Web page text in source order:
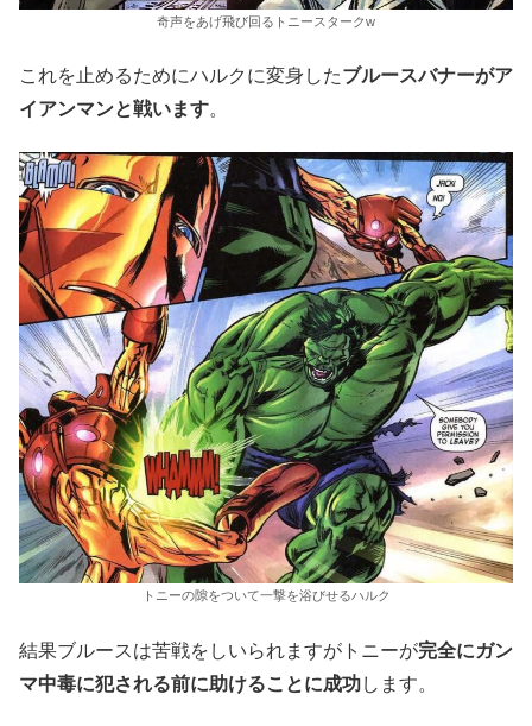
奇声をあげ飛び回るトニースタークw
これを止めるためにハルクに変身したブルースバナーがア
イアンマンと戦います。
トニーの隙をついて一撃を浴びせるハルク
結果ブルースは苦戦をしいられますがトニーが完全にガン
マ中毒に犯される前に助けることに成功します。